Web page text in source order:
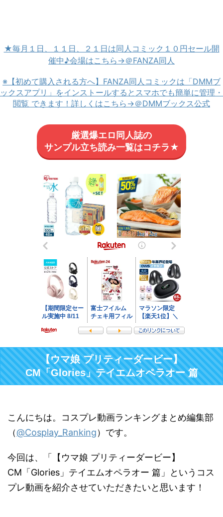
★毎月１日、１１日、２１日は同人コミック１０円セール開
催中♪会場はこちら→＠FANZA同人
※【初めて購入される方へ】FANZA同人コミックは「DMMブ
ックスアプリ」をインストールするとスマホでも簡単に管理・
閲覧 できます！詳しくはこちら→＠DMMブックス公式
厳選爆エロ同人誌の
サンプル立ち読み一覧はコチラ★
【ウマ娘 プリティーダービー】
CM「Glories」テイエムオペラオー 篇
こんにちは。コスプレ動画ランキングまとめ編集部
（@Cosplay_Ranking）です。
今回は、「【ウマ娘 プリティーダービー】
CM「Glories」テイエムオペラオー 篇」というコス
プレ動画を紹介させていただきたいと思います！